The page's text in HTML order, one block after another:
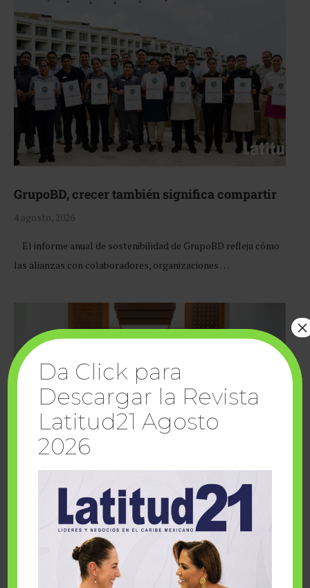
GrupoBD, crecer también significa compartir
4 agosto, 2026
El informe anual de sostenibilidad de GrupoBD refleja cómo
las alianzas con colaboradores, organizaciones …
Cuando la solidaridad inspira; cumplen
sueños Fairmont Mayakoba y Make-A-Wish
Da Click para
Descargar la Revista
Latitud21 Agosto
2026
×